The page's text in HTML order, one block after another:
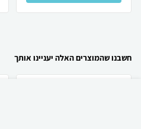
חשבנו שהמוצרים האלה יעניינו אותך